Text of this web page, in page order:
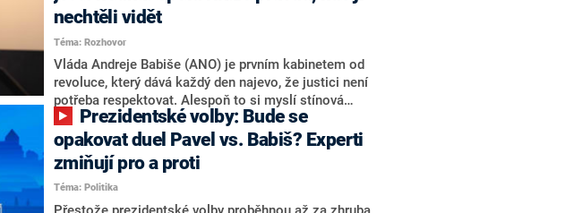
Andreje Babiše a ministra průmyslu Karla Havlíčka.
Oblíbeným tipem samotných sázkařů je poslanec za
Motoristy Filip Turek. Politolog Jan Kubáček nicméně
o případné kandidatuře kohokoliv ze zmíněné trojice
značně pochybuje. Podle něj současná koalice dosud
nemá osobu, která by Pavlovi mohla konkurovat.
nechtěli vidět
Téma: Rozhovor
Vláda Andreje Babiše (ANO) je prvním kabinetem od
revoluce, který dává každý den najevo, že justici není
potřeba respektovat. Alespoň to si myslí stínová
ministryně spravedlnosti ODS Eva Decroix. V
rozhovoru pro CNN Prima NEWS si nebrala servítky
ohledně politického výkonu svého nástupce Jeronýma
Tejce (za ANO) či vládní zmocněnkyně pro lidská
práva Taťány Malé (ANO). Označením „svoloč“ na
adresu vlády prý byla ještě hodná. Decroix se také
opakovat duel Pavel vs. Babiš? Experti
zmiňují pro a proti
Téma: Politika